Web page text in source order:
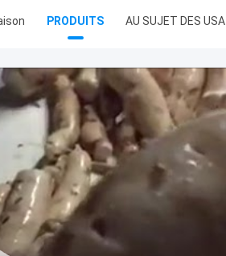
PRODUITS AU SUJET DES USA